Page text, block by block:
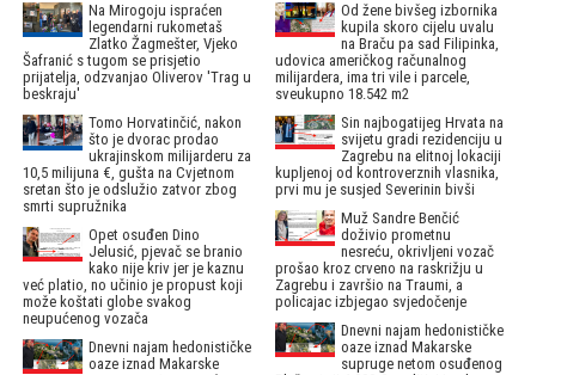
Na Mirogoju ispraćen
legendarni rukometaš
Zlatko Žagmešter, Vjeko
Šafranić s tugom se prisjetio
prijatelja, odzvanjao Oliverov 'Trag u
beskraju'
Tomo Horvatinčić, nakon
što je dvorac prodao
ukrajinskom milijarderu za
10,5 milijuna €, gušta na Cvjetnom
sretan što je odslužio zatvor zbog
smrti supružnika
Opet osuđen Dino
Jelusić, pjevač se branio
kako nije kriv jer je kaznu
već platio, no učinio je propust koji
može koštati globe svakog
neupućenog vozača
Dnevni najam hedonističke
oaze iznad Makarske
Od žene bivšeg izbornika
kupila skoro cijelu uvalu
na Braču pa sad Filipinka,
udovica američkog računalnog
milijardera, ima tri vile i parcele,
sveukupno 18.542 m2
Sin najbogatijeg Hrvata na
svijetu gradi rezidenciju u
Zagrebu na elitnoj lokaciji
kupljenoj od kontroverznih vlasnika,
prvi mu je susjed Severinin bivši
Muž Sandre Benčić
doživio prometnu
nesreću, okrivljeni vozač
prošao kroz crveno na raskrižju u
Zagrebu i završio na Traumi, a
policajac izbjegao svjedočenje
Dnevni najam hedonističke
oaze iznad Makarske
supruge netom osuđenog